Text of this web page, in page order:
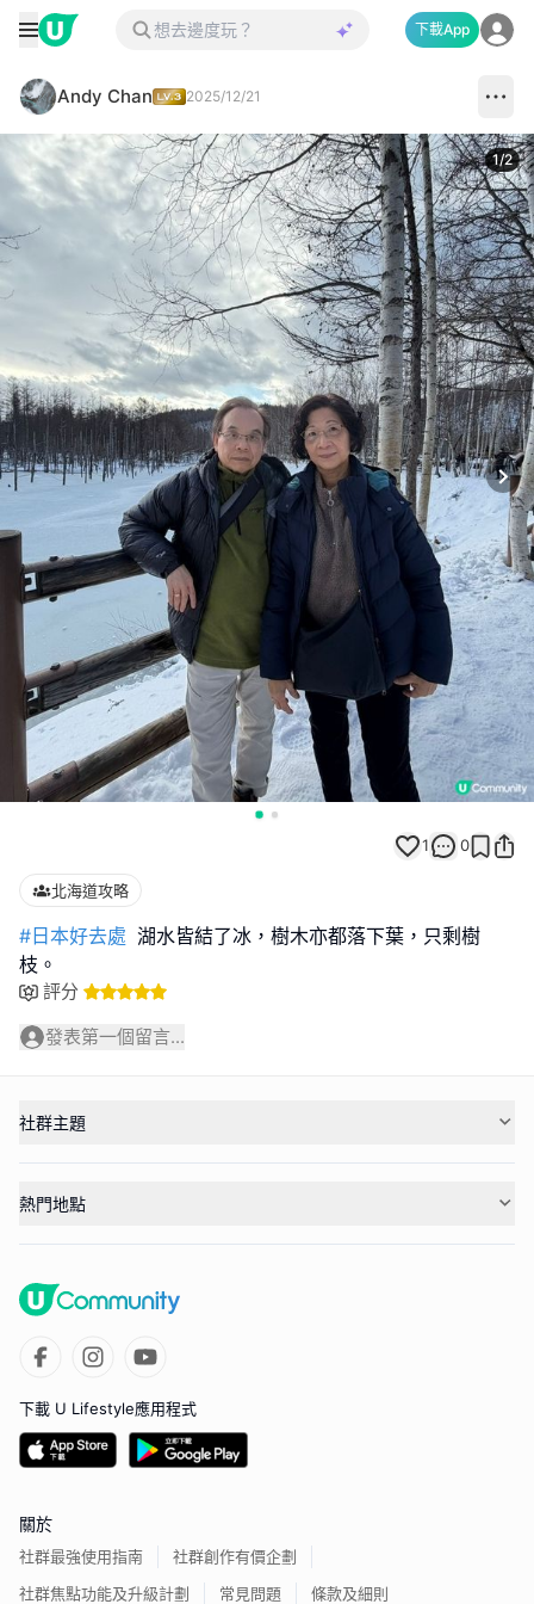
下載App
Andy Chan 2025/12/21
1/2
1 0
北海道攻略
#日本好去處 湖水皆結了冰，樹木亦都落下葉，只剩樹
枝。
評分
發表第一個留言...
社群主題
熱門地點
下載 U Lifestyle應用程式
關於
社群最強使用指南
社群創作有價企劃
社群焦點功能及升級計劃
常見問題 條款及細則